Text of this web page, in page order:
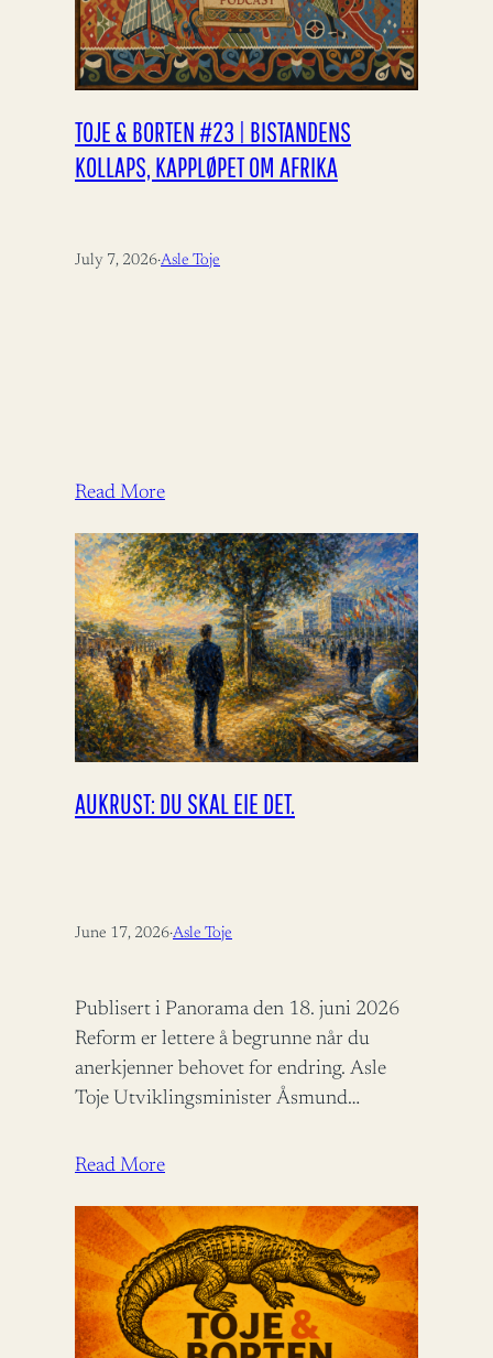
TOJE & BORTEN #23 | BISTANDENS
KOLLAPS, KAPPLØPET OM AFRIKA
July 7, 2026·Asle Toje
Read More
AUKRUST: DU SKAL EIE DET.
June 17, 2026·Asle Toje
Publisert i Panorama den 18. juni 2026
Reform er lettere å begrunne når du
anerkjenner behovet for endring. Asle
Toje Utviklingsminister Åsmund
bistandsdebatten.…
Read More